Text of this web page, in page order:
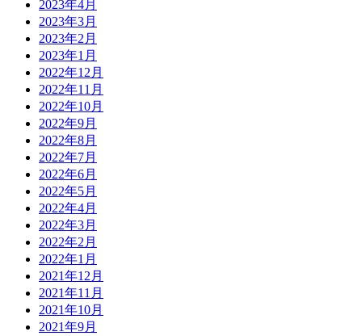
2023年4月
2023年3月
2023年2月
2023年1月
2022年12月
2022年11月
2022年10月
2022年9月
2022年8月
2022年7月
2022年6月
2022年5月
2022年4月
2022年3月
2022年2月
2022年1月
2021年12月
2021年11月
2021年10月
2021年9月